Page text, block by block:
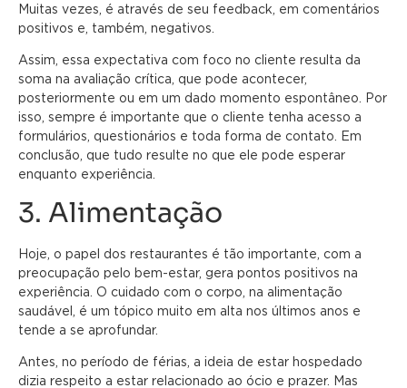
Muitas vezes, é através de seu feedback, em comentários
positivos e, também, negativos.
Assim, essa expectativa com foco no cliente resulta da
soma na avaliação crítica, que pode acontecer,
posteriormente ou em um dado momento espontâneo. Por
isso, sempre é importante que o cliente tenha acesso a
formulários, questionários e toda forma de contato. Em
conclusão, que tudo resulte no que ele pode esperar
enquanto experiência.
3. Alimentação
Hoje, o papel dos restaurantes é tão importante, com a
preocupação pelo bem-estar, gera pontos positivos na
experiência. O cuidado com o corpo, na alimentação
saudável, é um tópico muito em alta nos últimos anos e
tende a se aprofundar.
Antes, no período de férias, a ideia de estar hospedado
dizia respeito a estar relacionado ao ócio e prazer. Mas